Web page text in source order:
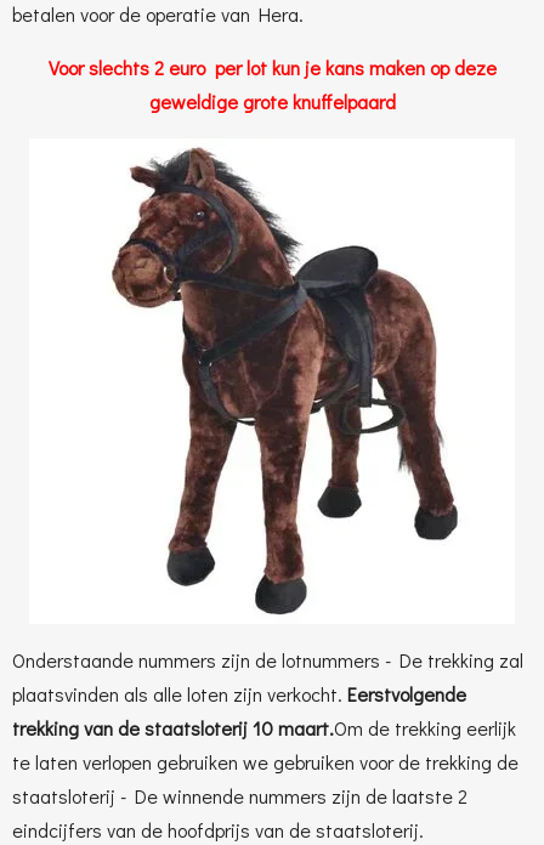
betalen voor de operatie van Hera.
Voor slechts 2 euro per lot kun je kans maken op deze
geweldige grote knuffelpaard
Onderstaande nummers zijn de lotnummers - De trekking zal
plaatsvinden als alle loten zijn verkocht. Eerstvolgende
trekking van de staatsloterij 10 maart.Om de trekking eerlijk
te laten verlopen gebruiken we gebruiken voor de trekking de
staatsloterij - De winnende nummers zijn de laatste 2
eindcijfers van de hoofdprijs van de staatsloterij.